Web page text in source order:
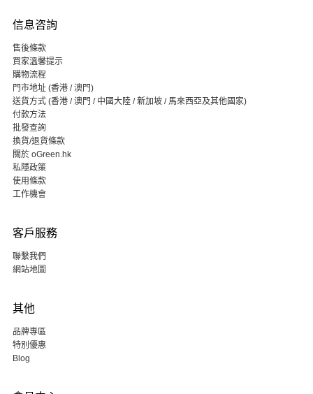
信息咨詢
售後條款
買家溫馨提示
購物流程
門市地址 (香港 / 澳門)
送貨方式 (香港 / 澳門 / 中國大陸 / 新加坡 / 馬來西亞及其他國家)
付款方法
批發查詢
換貨/退貨條款
關於 oGreen.hk
私隱政策
使用條款
工作機會
客戶服務
聯繫我們
網站地圖
其他
品牌專區
特別優惠
Blog